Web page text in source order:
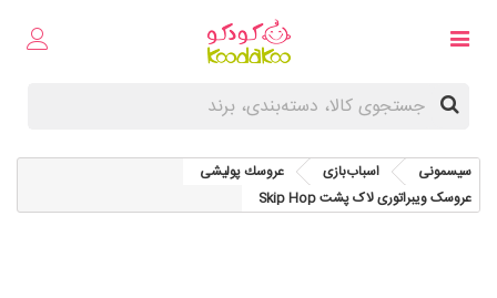
سیسمونی اسباب‌بازی
عروسك پوليشی
عروسک ویبراتوری لاک پشت Skip Hop